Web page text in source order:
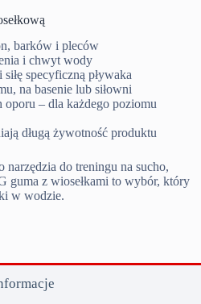
barków i pleców
i chwyt wody
specyficzną pływaka
na basenie lub siłowni
– dla każdego poziomu
długą żywotność produktu
narzędzia do treningu na sucho,
z wiosełkami to wybór, który
w wodzie.